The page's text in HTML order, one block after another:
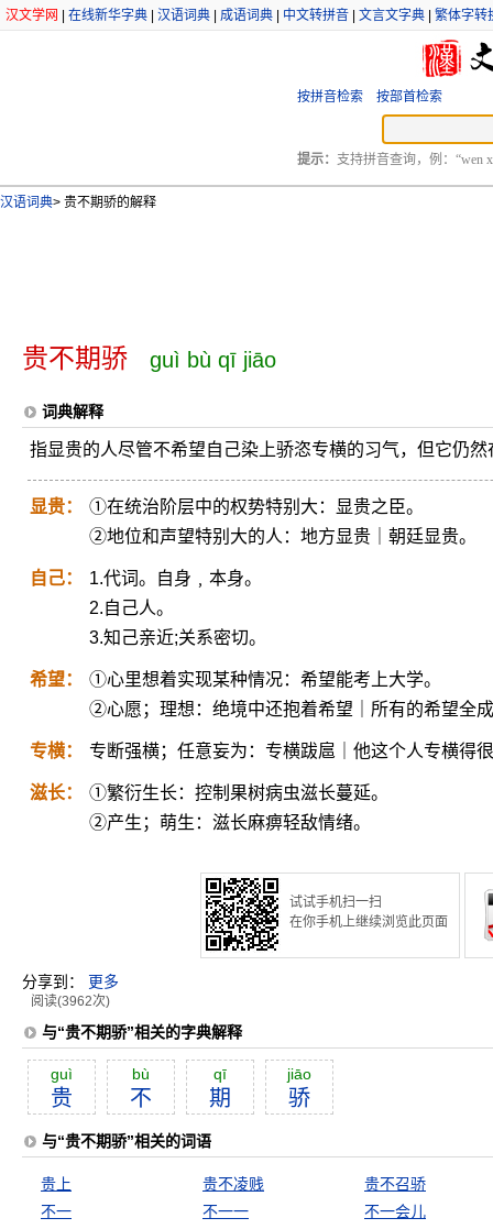
汉文学网 在线新华字典 汉语词典 成语词典 中文转拼音 文言文字典 繁体字转
按拼音检索 按部首检索
提示： 支持拼音查询，例：“wen
汉语词典> 贵不期骄的解释
贵不期骄 guì bù qī jiāo
词典解释
指显贵的人尽管不希望自己染上骄恣专横的习气，但它仍
显贵：
①在统治阶层中的权势特别大：显贵之臣。
②地位和声望特别大的人：地方显贵｜朝廷显贵。
自己：
1.代词。自身﹐本身。
2.自己人。
3.知己亲近;关系密切。
希望：
①心里想着实现某种情况：希望能考上大学。
②心愿；理想：绝境中还抱着希望｜所有的希望全
专横： 专断强横；任意妄为：专横跋扈｜他这个人专横得
滋长：
①繁衍生长：控制果树病虫滋长蔓延。
②产生；萌生：滋长麻痹轻敌情绪。
试试手机扫一扫
在你手机上继续浏览此页面
分享到： 更多
阅读(3962次)
与“贵不期骄”相关的字典解释
guì
贵
bù
不
qī
期
jiāo
骄
与“贵不期骄”相关的词语
贵上 贵不凌贱
贵不召骄
不一
不一一
不一会儿